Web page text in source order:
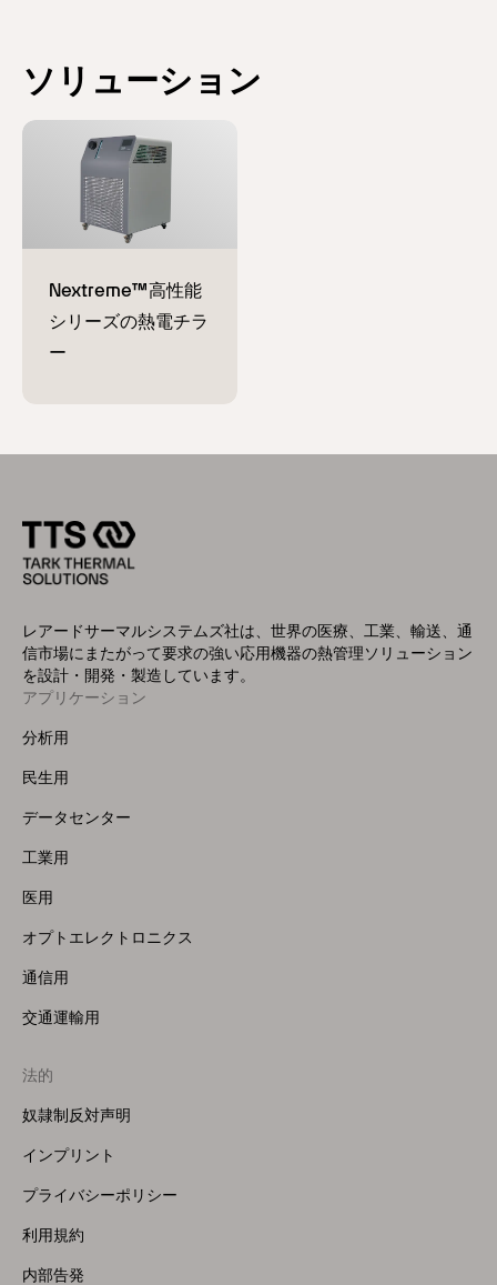
ソリューション
レアードサーマルシステムズ社は、世界の医療、工業、輸送、通
信市場にまたがって要求の強い応用機器の熱管理ソリューション
を設計・開発・製造しています。
Footer
Menu
アプリケーション
分析用
民生用
データセンター
工業用
医用
オプトエレクトロニクス
通信用
交通運輸用
法的
奴隷制反対声明
インプリント
プライバシーポリシー
利用規約
内部告発